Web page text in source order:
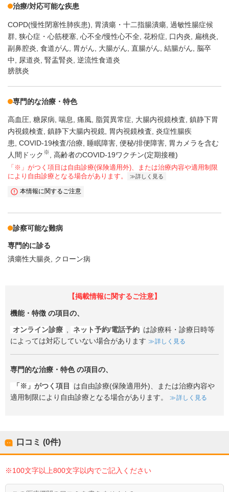
治療/対応可能な疾患
COPD(慢性閉塞性肺疾患) 胃潰瘍・十二指腸潰瘍 過敏性腸症候
群 狭心症・心筋梗塞 心不全/慢性心不全 花粉症 口内炎
扁桃炎
副鼻腔炎 食道がん 胃がん 大腸がん 直腸がん 結腸がん
脳卒
中
尿道炎 腎盂腎炎 逆流性食道炎
膀胱炎
専門的な治療・特色
高血圧 糖尿病 喘息 痛風 脂質異常症 大腸内視鏡検査 鎮静下胃
内視鏡検査 鎮静下大腸内視鏡 胃内視鏡検査 炎症性腸疾
患 COVID-19検査/治療 睡眠障害 便秘/排便障害
胃カメラを含む
人間ドック ※ 高齢者のCOVID-19ワクチン(定期接種)
「※」がつく項目は自由診療(保険適用外)、または治療内容や適用制限
により自由診療となる場合があります。
詳しく見る
本情報に関するご注意
診察可能な難病
専門的に診る
潰瘍性大腸炎
クローン病
【掲載情報に関するご注意】
機能・特徴 の項目の、
オンライン診療 , ネット予約/電話予約 は診療科・診療日時等
によっては対応していない場合があります
詳しく見る
専門的な治療・特色の項目の、
「※」がつく項目
は自由診療(保険適用外)、または治療内容や
適用制限により自由診療となる場合があります。
詳しく見る
口コミ (0件)
※100文字以上800文字以内でご記入ください